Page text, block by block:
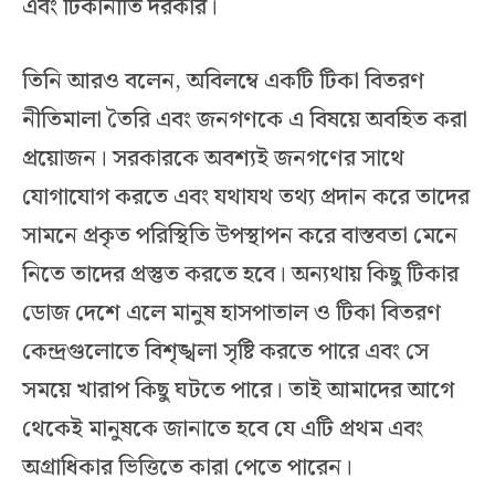
এবং টিকানীতি দরকার।
তিনি আরও বলেন, অবিলম্বে একটি টিকা বিতরণ
নীতিমালা তৈরি এবং জনগণকে এ বিষয়ে অবহিত করা
প্রয়োজন। সরকারকে অবশ্যই জনগণের সাথে
যোগাযোগ করতে এবং যথাযথ তথ্য প্রদান করে তাদের
সামনে প্রকৃত পরিস্থিতি উপস্থাপন করে বাস্তবতা মেনে
নিতে তাদের প্রস্তুত করতে হবে। অন্যথায় কিছু টিকার
ডোজ দেশে এলে মানুষ হাসপাতাল ও টিকা বিতরণ
কেন্দ্রগুলোতে বিশৃঙ্খলা সৃষ্টি করতে পারে এবং সে
সময়ে খারাপ কিছু ঘটতে পারে। তাই আমাদের আগে
থেকেই মানুষকে জানাতে হবে যে এটি প্রথম এবং
অগ্রাধিকার ভিত্তিতে কারা পেতে পারেন।